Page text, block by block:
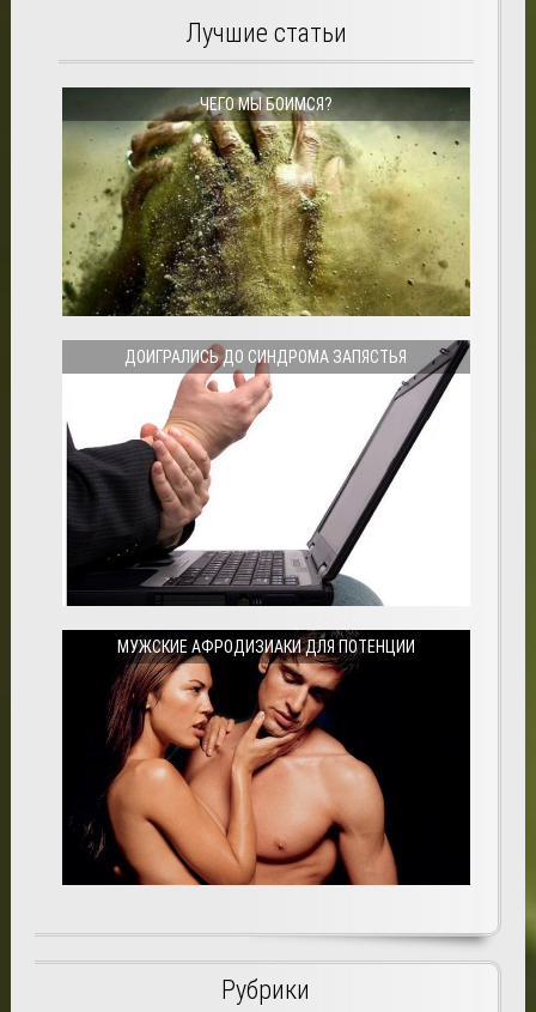
Лучшие статьи
ЧЕГО МЫ БОИМСЯ?
ДОИГРАЛИСЬ ДО СИНДРОМА ЗАПЯСТЬЯ
МУЖСКИЕ АФРОДИЗИАКИ ДЛЯ ПОТЕНЦИИ
Рубрики